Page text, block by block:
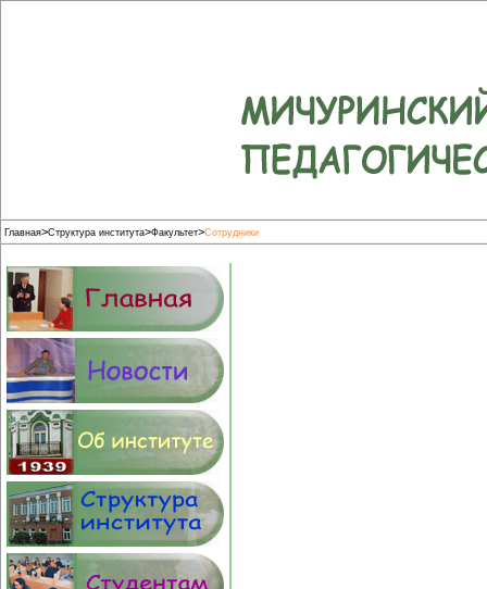
Главная>Структура института>Факультет>Сотрудники